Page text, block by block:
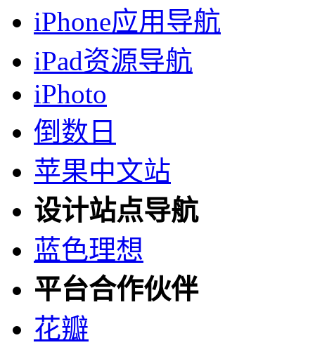
iPhone应用导航
iPad资源导航
iPhoto
倒数日
苹果中文站
设计站点导航
蓝色理想
平台合作伙伴
花瓣